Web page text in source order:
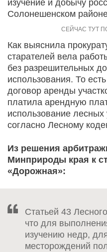
изучение и добычу
Солонешенском
Как выяснила
старателей вела
без разрешительных
использования. То
договор аренды
платила арендную
использование лесных
согласно Лесному
Из решения
Минприроды края к
«Дорожная»:
Статьей 43
что для
изучению недр,
месторождений